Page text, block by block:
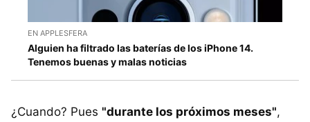
EN APPLESFERA
Alguien ha filtrado las baterías de los iPhone 14.
Tenemos buenas y malas noticias
¿Cuando? Pues "durante los próximos meses",